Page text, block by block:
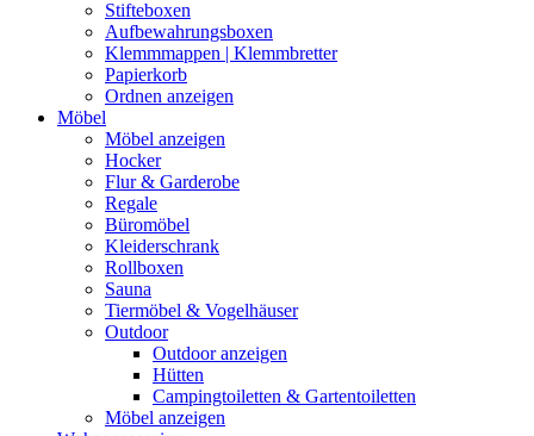
Stifteboxen
Aufbewahrungsboxen
Klemmmappen | Klemmbretter
Papierkorb
Ordnen anzeigen
Möbel
Möbel anzeigen
Hocker
Flur & Garderobe
Regale
Büromöbel
Kleiderschrank
Rollboxen
Sauna
Tiermöbel & Vogelhäuser
Outdoor
Outdoor anzeigen
Hütten
Campingtoiletten & Gartentoiletten
Möbel anzeigen